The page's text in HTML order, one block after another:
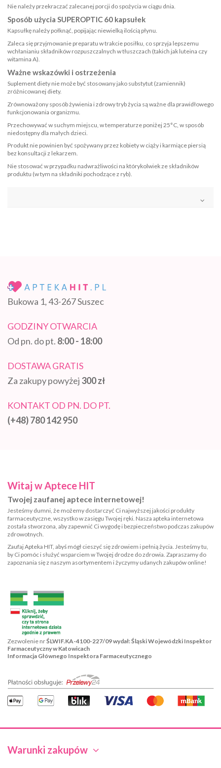
Nie należy przekraczać zalecanej porcji do spożycia w ciągu dnia.
Sposób użycia SUPEROPTIC 60 kapsułek
Kapsułkę należy połknąć, popijając niewielką ilością płynu.
Zaleca się przyjmowanie preparatu w trakcie posiłku, co sprzyja lepszemu
wchłanianiu składników rozpuszczalnych w tłuszczach (takich jak luteina czy
witamina A).
Ważne wskazówki i ostrzeżenia
Suplement diety nie może być stosowany jako substytut (zamiennik)
zróżnicowanej diety.
Zrównoważony sposób żywienia i zdrowy tryb życia są ważne dla prawidłowego
funkcjonowania organizmu.
Przechowywać w suchym miejscu, w temperaturze poniżej 25°C, w sposób
niedostępny dla małych dzieci.
Produkt nie powinien być spożywany przez kobiety w ciąży i karmiące piersią
bez konsultacji z lekarzem.
Nie stosować w przypadku nadwrażliwości na którykolwiek ze składników
produktu (w tym na składniki pochodzące z ryb).
Bukowa 1, 43-267 Suszec
GODZINY OTWARCIA
Od pn. do pt. 8:00 - 18:00
DOSTAWA GRATIS
Za zakupy powyżej 300 zł
KONTAKT OD PN. DO PT.
(+48) 780 142 950
Warunki zakupów
Witaj w Aptece HIT
Twojej zaufanej aptece internetowej!
Jesteśmy dumni, że możemy dostarczyć Ci najwyższej jakości produkty
farmaceutyczne, wszystko w zasięgu Twojej ręki. Nasza apteka internetowa
została stworzona, aby zapewnić Ci wygodę i bezpieczeństwo podczas zakupów
zdrowotnych.
Zaufaj Apteka HIT, abyś mógł cieszyć się zdrowiem i pełnią życia. Jesteśmy tu,
by Ci pomóc i służyć wsparciem w Twojej drodze do zdrowia. Zapraszamy do
zapoznania się z naszym asortymentem i życzymy udanych zakupów online!
Zezwolenie nrŚLWIF.KA-4100-227/09 wydał: Śląski Wojewódzki Inspektor
Farmaceutyczny w Katowicach
Informacja Głównego Inspektora Farmaceutycznego